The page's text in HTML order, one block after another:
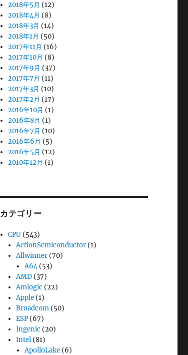
2018年5月 (12)
2018年4月 (8)
2018年3月 (14)
2018年1月 (50)
2017年11月 (16)
2017年10月 (8)
2017年9月 (37)
2017年7月 (11)
2017年3月 (10)
2017年2月 (17)
2016年10月 (1)
2016年8月 (1)
2016年7月 (10)
2016年6月 (5)
2016年5月 (12)
2010年12月 (1)
カテゴリー
CPU (543)
ActionSemiconductor (1)
Allwinner (70)
A64(53)
AMD (37)
Amlogic (22)
Apple (1)
Broadcom (50)
ESP (67)
Ingenic (20)
Intel (81)
ApolloLake(6)